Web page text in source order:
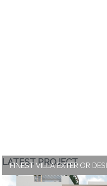
LATEST PROJECT